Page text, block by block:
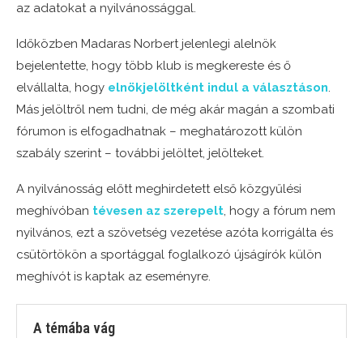
az adatokat a nyilvánossággal.
Időközben Madaras Norbert jelenlegi alelnök
bejelentette, hogy több klub is megkereste és ő
elvállalta, hogy elnökjelöltként indul a választáson.
Más jelöltről nem tudni, de még akár magán a szombati
fórumon is elfogadhatnak – meghatározott külön
szabály szerint – további jelöltet, jelölteket.
A nyilvánosság előtt meghirdetett első közgyűlési
meghívóban tévesen az szerepelt, hogy a fórum nem
nyilvános, ezt a szövetség vezetése azóta korrigálta és
csütörtökön a sportággal foglalkozó újságírók külön
meghívót is kaptak az eseményre.
A témába vág